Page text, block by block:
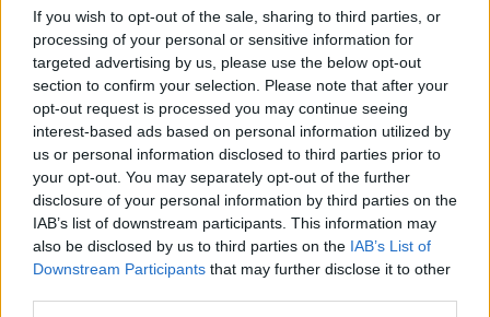
If you wish to opt-out of the sale, sharing to third parties, or
processing of your personal or sensitive information for
targeted advertising by us, please use the below opt-out
section to confirm your selection. Please note that after your
opt-out request is processed you may continue seeing
interest-based ads based on personal information utilized by
us or personal information disclosed to third parties prior to
your opt-out. You may separately opt-out of the further
disclosure of your personal information by third parties on the
IAB’s list of downstream participants. This information may
also be disclosed by us to third parties on the IAB’s List of
Downstream Participants that may further disclose it to other